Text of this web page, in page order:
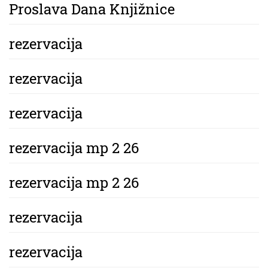
Proslava Dana Knjižnice
rezervacija
rezervacija
rezervacija
rezervacija mp 2 26
rezervacija mp 2 26
rezervacija
rezervacija